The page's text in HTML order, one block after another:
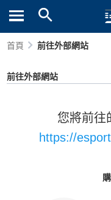
首頁 前往外部網站
前往外部網站
您將前往
https://